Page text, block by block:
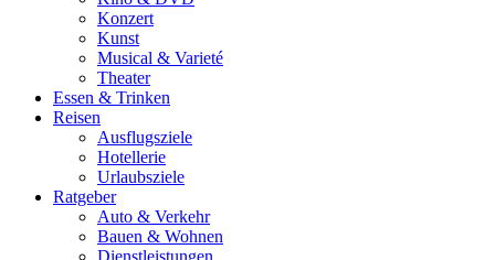
Konzert
Kunst
Musical & Varieté
Theater
Essen & Trinken
Reisen
Ausflugsziele
Hotellerie
Urlaubsziele
Ratgeber
Auto & Verkehr
Bauen & Wohnen
Dienstleistungen